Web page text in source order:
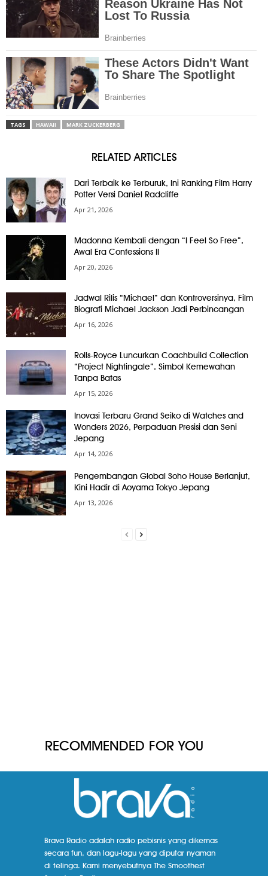
TAGS HAWAII MARK ZUCKERBERG
RELATED ARTICLES
Dari Terbaik ke Terburuk, Ini Ranking Film Harry
Potter Versi Daniel Radcliffe
Apr 21, 2026
Madonna Kembali dengan “I Feel So Free”,
Awal Era Confessions II
Apr 20, 2026
Jadwal Rilis “Michael” dan Kontroversinya, Film
Biografi Michael Jackson Jadi Perbincangan
Apr 16, 2026
Rolls-Royce Luncurkan Coachbuild Collection
“Project Nightingale”, Simbol Kemewahan
Tanpa Batas
Apr 15, 2026
Inovasi Terbaru Grand Seiko di Watches and
Wonders 2026, Perpaduan Presisi dan Seni
Jepang
Apr 14, 2026
Pengembangan Global Soho House Berlanjut,
Kini Hadir di Aoyama Tokyo Jepang
Apr 13, 2026
RECOMMENDED FOR YOU
Brava Radio adalah radio pebisnis yang dikemas
secara fun, dan lagu-lagu yang diputar nyaman
di telinga. Kami menyebutnya The Smoothest